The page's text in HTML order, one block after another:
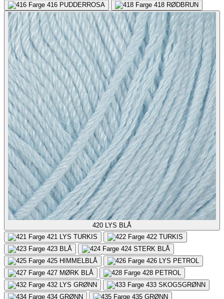
416 PUDDERROSA 418 RØDBRUN
420 LYS BLÅ
421 LYS TURKIS 422 TURKIS
423 BLÅ 424 STERK BLÅ
425 HIMMELBLÅ 426 LYS PETROL
427 MØRK BLÅ 428 PETROL
432 LYS GRØNN 433 SKOGSGRØNN
434 GRØNN 435 GRØNN